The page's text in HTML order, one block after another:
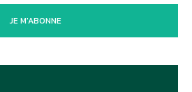
JE M'ABONNE